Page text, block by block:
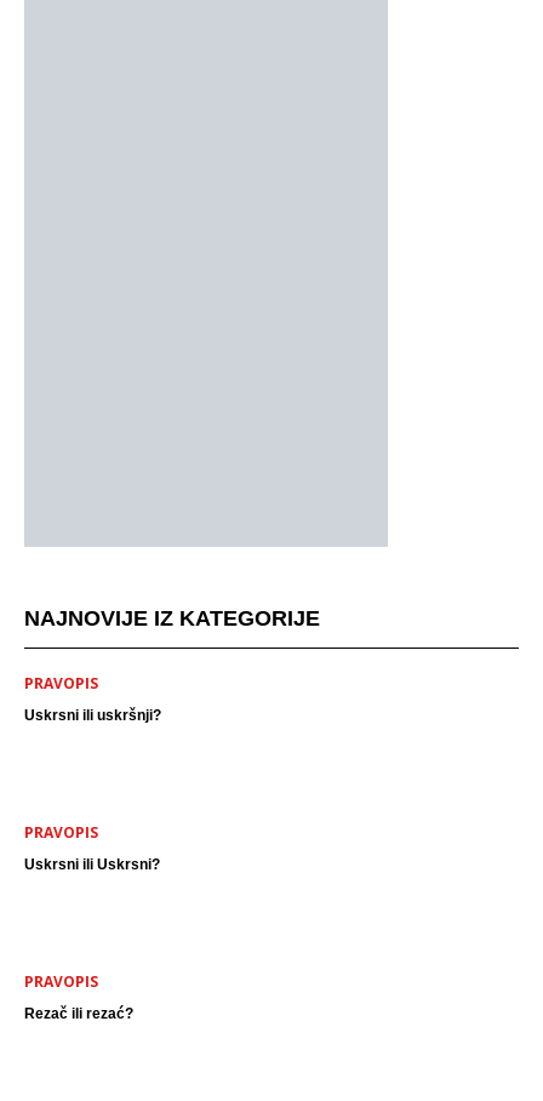
NAJNOVIJE IZ KATEGORIJE
PRAVOPIS
Uskrsni ili uskršnji?
PRAVOPIS
Uskrsni ili Uskrsni?
PRAVOPIS
Rezač ili rezać?